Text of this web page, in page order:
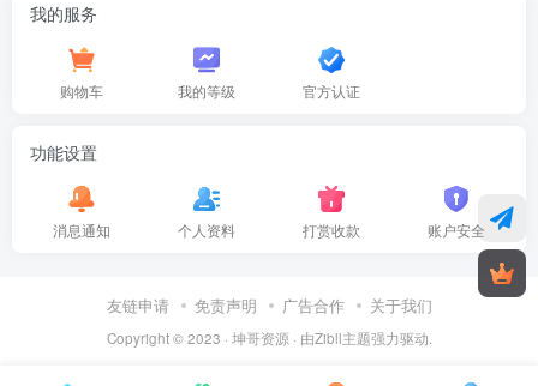
我的服务
购物车 我的等级 官方认证
功能设置
消息通知 个人资料 打赏收款 账户安全
友链申请 免责声明 广告合作 关于我们
Copyright © 2023 · 坤哥资源 · 由Zibll主题强力驱动.